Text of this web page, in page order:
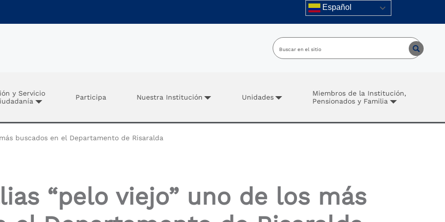
Español
y Servicio
Participa Nuestra Institución Unidades
Miembros de la Institución,
Pensionados y Familia
buscados en el Departamento de Risaralda
“pelo viejo” uno de los más